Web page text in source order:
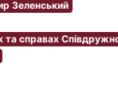
Зеленський
справах